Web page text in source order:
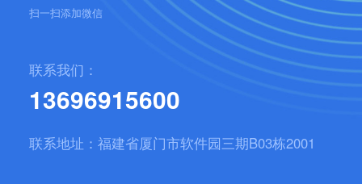
扫一扫添加微信
联系我们：
13696915600
联系地址：福建省厦门市软件园三期B03栋2001